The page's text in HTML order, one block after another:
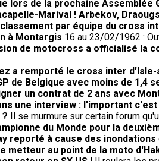
lors de la prochaine Assemblée
Marival ! Arbekov,
par équipe du cross
à Montargis 16 au 23/02/1962 :
de motocross a officialisé la
a remporté le cross inter
de Belgique avec moins de 1,4
un contrat de 2 ans avec
une interview : l'important
Il se murmure sur certain forum
du Monde pour la
reporté à cause des inondations
metteur au point de la moto